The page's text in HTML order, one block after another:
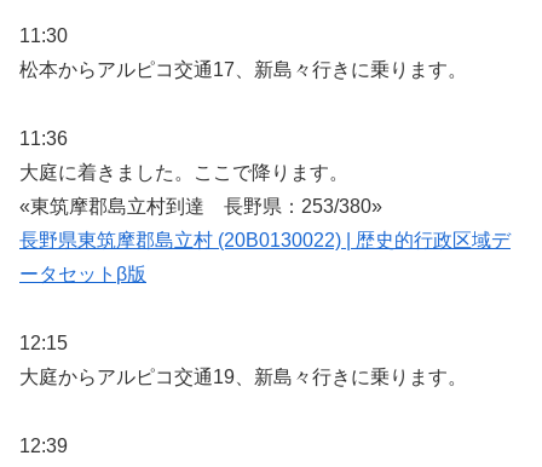
11:30
松本からアルピコ交通17、新島々行きに乗ります。
11:36
大庭に着きました。ここで降ります。
«東筑摩郡島立村到達 長野県：253/380»
長野県東筑摩郡島立村 (20B0130022) | 歴史的行政区域デ
ータセットβ版
12:15
大庭からアルピコ交通19、新島々行きに乗ります。
12:39